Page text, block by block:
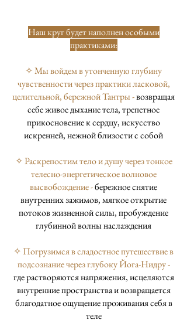
Наш круг будет наполнен особыми
практиками:
✧ Мы войдем в утонченную глубину
чувственности через практики ласковой,
целительной, бережной Тантры -возвращая
себе живое дыхание тела, трепетное
прикосновение к сердцу, искусство
искренней, нежной близости с собой
✧ Раскрепостим тело и душу через тонкое
телесно-энергетическое волновое
высвобождение -бережное снятие
внутренних зажимов, мягкое открытие
потоков жизненной силы, пробуждение
глубинной волны наслаждения
✧ Погрузимся в сладостное путешествие в
подсознание через глубоку Йога-Нидру -
где растворяются напряжения, исцеляются
внутренние пространства и возвращается
благодатное ощущение проживания себя в
теле